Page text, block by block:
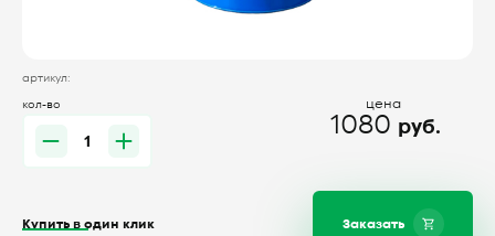
артикул:
кол-во
цена
1080 руб.
Заказать
Купить в один клик